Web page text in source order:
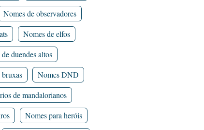
Nomes de observadores
Nomes de elfos
duendes altos
Nomes DND
de mandalorianos
Nomes para heróis